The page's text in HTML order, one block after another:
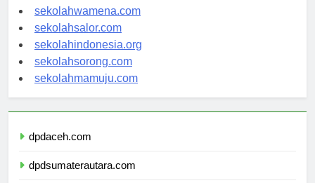
sekolahnabire.com
sekolahwamena.com
sekolahsalor.com
sekolahindonesia.org
sekolahsorong.com